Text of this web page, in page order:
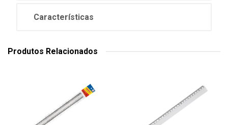
Características
Produtos Relacionados